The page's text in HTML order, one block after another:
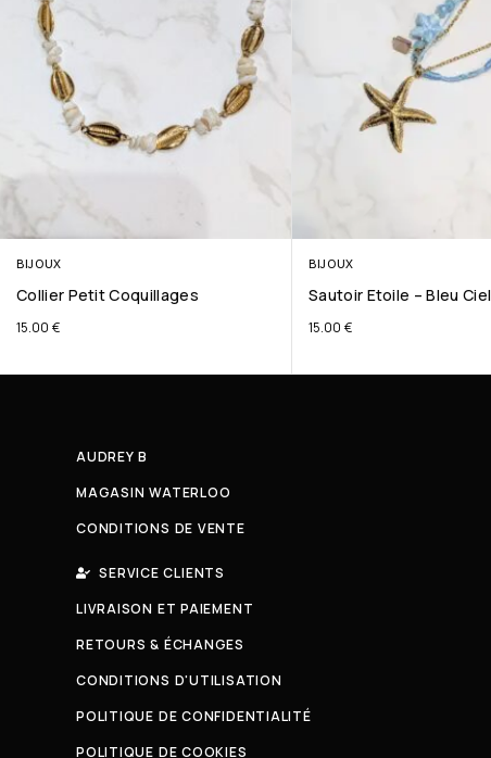
BIJOUX
Collier Petit Coquillages
15.00 €
BIJOUX
Sautoir Etoile – Bleu Ciel
15.00 €
AUDREY B
MAGASIN WATERLOO
CONDITIONS DE VENTE
SERVICE CLIENTS
LIVRAISON ET PAIEMENT
RETOURS & ÉCHANGES
CONDITIONS D'UTILISATION
POLITIQUE DE CONFIDENTIALITÉ
POLITIQUE DE COOKIES